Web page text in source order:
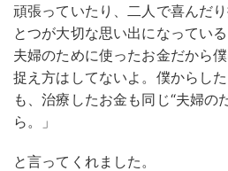
頑張っていたり、二人で喜んだ
とつが大切な思い出になってい
夫婦のために使ったお金だから
捉え方はしてないよ。僕からし
も、治療したお金も同じ“夫婦の
ら。」
と言ってくれました。